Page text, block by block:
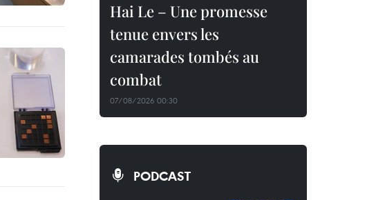
Hai Le – Une promesse
tenue envers les
camarades tombés au
combat
07/08/2026 00:30
PODCAST